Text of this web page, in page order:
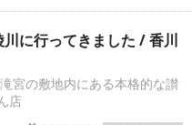
に行ってきました / 香川
宮の敷地内にある本格的な讃
店